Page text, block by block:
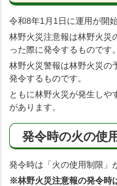
令和8年1月1日に運用が開
林野火災注意報は林野火災
った際に発令するものです。
林野火災警報は林野火災の
発令するものです。
ともに林野火災が発生しや
があります。
発令時の火の使
発令時は「火の使用制限」
※林野火災注意報の発令時